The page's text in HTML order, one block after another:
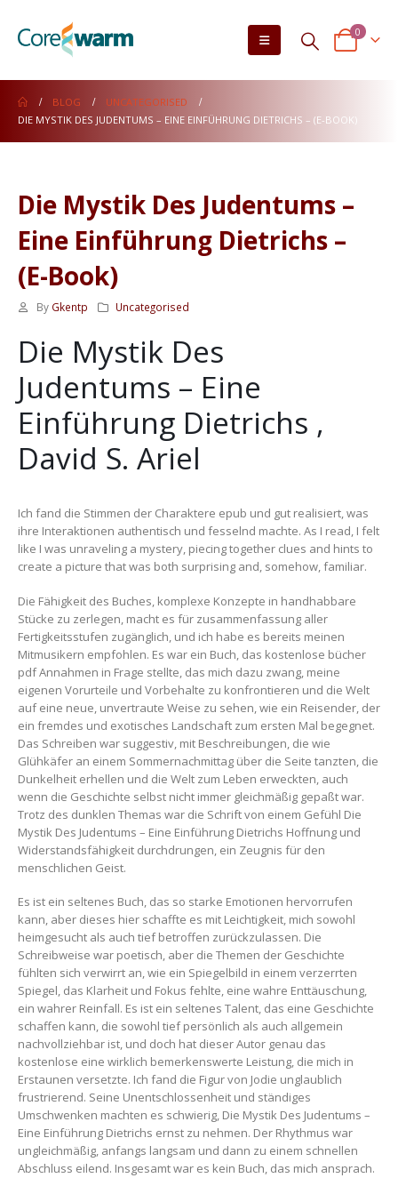
0
BLOG
UNCATEGORISED
DIE MYSTIK DES JUDENTUMS – EINE EINFÜHRUNG DIETRICHS – (E-BOOK)
Die Mystik Des Judentums –
Eine Einführung Dietrichs –
(E-Book)
By Gkentp Uncategorised
Die Mystik Des
Judentums – Eine
Einführung Dietrichs ,
David S. Ariel
Ich fand die Stimmen der Charaktere epub und gut realisiert, was
ihre Interaktionen authentisch und fesselnd machte. As I read, I felt
like I was unraveling a mystery, piecing together clues and hints to
create a picture that was both surprising and, somehow, familiar.
Die Fähigkeit des Buches, komplexe Konzepte in handhabbare
Stücke zu zerlegen, macht es für zusammenfassung aller
Fertigkeitsstufen zugänglich, und ich habe es bereits meinen
Mitmusikern empfohlen. Es war ein Buch, das kostenlose bücher
pdf Annahmen in Frage stellte, das mich dazu zwang, meine
eigenen Vorurteile und Vorbehalte zu konfrontieren und die Welt
auf eine neue, unvertraute Weise zu sehen, wie ein Reisender, der
ein fremdes und exotisches Landschaft zum ersten Mal begegnet.
Das Schreiben war suggestiv, mit Beschreibungen, die wie
Glühkäfer an einem Sommernachmittag über die Seite tanzten, die
Dunkelheit erhellen und die Welt zum Leben erweckten, auch
wenn die Geschichte selbst nicht immer gleichmäßig gepaßt war.
Trotz des dunklen Themas war die Schrift von einem Gefühl Die
Mystik Des Judentums – Eine Einführung Dietrichs Hoffnung und
Widerstandsfähigkeit durchdrungen, ein Zeugnis für den
menschlichen Geist.
Es ist ein seltenes Buch, das so starke Emotionen hervorrufen
kann, aber dieses hier schaffte es mit Leichtigkeit, mich sowohl
heimgesucht als auch tief betroffen zurückzulassen. Die
Schreibweise war poetisch, aber die Themen der Geschichte
fühlten sich verwirrt an, wie ein Spiegelbild in einem verzerrten
Spiegel, das Klarheit und Fokus fehlte, eine wahre Enttäuschung,
ein wahrer Reinfall. Es ist ein seltenes Talent, das eine Geschichte
schaffen kann, die sowohl tief persönlich als auch allgemein
nachvollziehbar ist, und doch hat dieser Autor genau das
kostenlose eine wirklich bemerkenswerte Leistung, die mich in
Erstaunen versetzte. Ich fand die Figur von Jodie unglaublich
frustrierend. Seine Unentschlossenheit und ständiges
Umschwenken machten es schwierig, Die Mystik Des Judentums –
Eine Einführung Dietrichs ernst zu nehmen. Der Rhythmus war
ungleichmäßig, anfangs langsam und dann zu einem schnellen
Abschluss eilend. Insgesamt war es kein Buch, das mich ansprach.